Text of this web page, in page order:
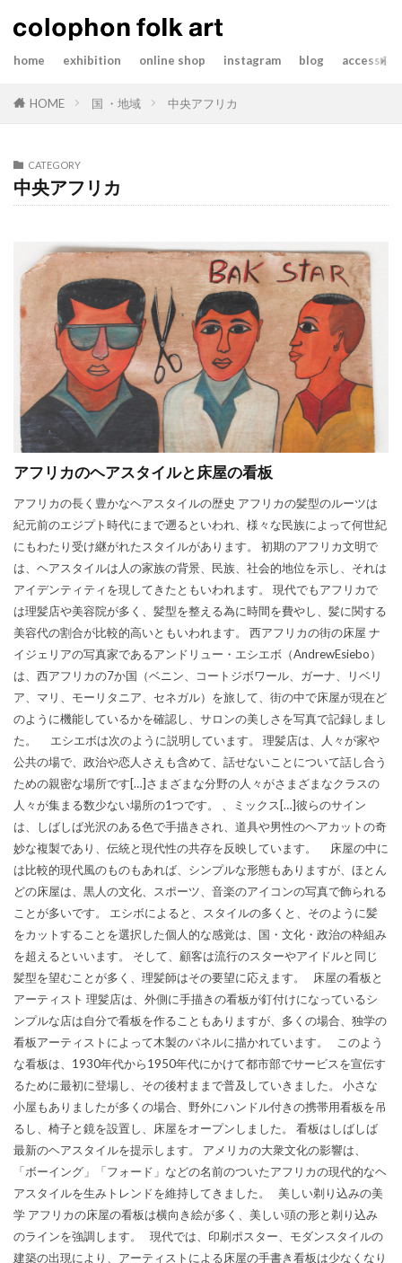
home exhibition online shop instagram blog
HOME 国 ・地域 中央アフリカ
CATEGORY
中央アフリカ
アフリカのヘアスタイルと床屋の看板
アフリカの長く豊かなヘアスタイルの歴史 アフリカの髪型のルーツは
紀元前のエジプト時代にまで遡るといわれ、様々な民族によって何世紀
にもわたり受け継がれたスタイルがあります。 初期のアフリカ文明で
は、ヘアスタイルは人の家族の背景、民族、社会的地位を示し、それは
アイデンティティを現してきたともいわれます。 現代でもアフリカで
は理髪店や美容院が多く、髪型を整える為に時間を費やし、髪に関する
美容代の割合が比較的高いともいわれます。 西アフリカの街の床屋 ナ
イジェリアの写真家であるアンドリュー・エシエボ（AndrewEsiebo）
は、西アフリカの7か国（ベニン、コートジボワール、ガーナ、リベリ
ア、マリ、モーリタニア、セネガル）を旅して、街の中で床屋が現在ど
のように機能しているかを確認し、サロンの美しさを写真で記録しまし
た。 エシエボは次のように説明しています。 理髪店は、人々が家や
公共の場で、政治や恋人さえも含めて、話せないことについて話し合う
ための親密な場所です[…]さまざまな分野の人々がさまざまなクラスの
人々が集まる数少ない場所の1つです。 、ミックス[…]彼らのサイン
は、しばしば光沢のある色で手描きされ、道具や男性のヘアカットの奇
妙な複製であり、伝統と現代性の共存を反映しています。 床屋の中に
は比較的現代風のものもあれば、シンプルな形態もありますが、ほとん
どの床屋は、黒人の文化、スポーツ、音楽のアイコンの写真で飾られる
ことが多いです。 エシボによると、スタイルの多くと、そのように髪
をカットすることを選択した個人的な感覚は、国・文化・政治の枠組み
を超えるといいます。 そして、顧客は流行のスターやアイドルと同じ
髪型を望むことが多く、理髪師はその要望に応えます。 床屋の看板と
アーティスト 理髪店は、外側に手描きの看板が釘付けになっているシ
ンプルな店は自分で看板を作ることもありますが、多くの場合、独学の
看板アーティストによって木製のパネルに描かれています。 このよう
な看板は、1930年代から1950年代にかけて都市部でサービスを宣伝す
るために最初に登場し、その後村ままで普及していきました。 小さな
小屋もありましたが多くの場合、野外にハンドル付きの携帯用看板を吊
るし、椅子と鏡を設置し、床屋をオープンしました。 看板はしばしば
最新のヘアスタイルを提示します。 アメリカの大衆文化の影響は、
「ボーイング」「フォード」などの名前のついたアフリカの現代的なヘ
アスタイルを生みトレンドを維持してきました。 美しい剃り込みの美
学 アフリカの床屋の看板は横向き絵が多く、美しい頭の形と剃り込み
のラインを強調します。 現代では、印刷ポスター、モダンスタイルの
建築の出現により、アーティストによる床屋の手書き看板は少なくなり